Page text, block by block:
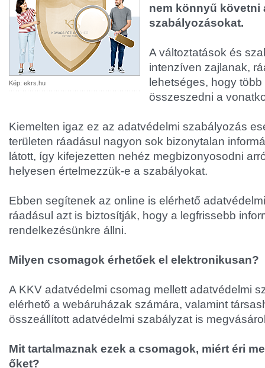
Kép: ekrs.hu
nem könnyű követni
szabályozásokat.
A változtatások és
intenzíven zajlanak,
lehetséges, hogy
összeszedni a
Kiemelten igaz ez az adatvédelmi szabályozás
területen ráadásul nagyon sok bizonytalan
látott, így kifejezetten nehéz megbizonyosodni
helyesen értelmezzük-e a szabályokat.
Ebben segítenek az online is elérhető
ráadásul azt is biztosítják, hogy a legfrissebb
rendelkezésünkre állni.
Milyen csomagok érhetőek el elektronikusan?
A KKV adatvédelmi csomag mellett adatvédelmi
elérhető a webáruházak számára, valamint
összeállított adatvédelmi szabályzat is
Mit tartalmaznak ezek a csomagok, miért éri
őket?